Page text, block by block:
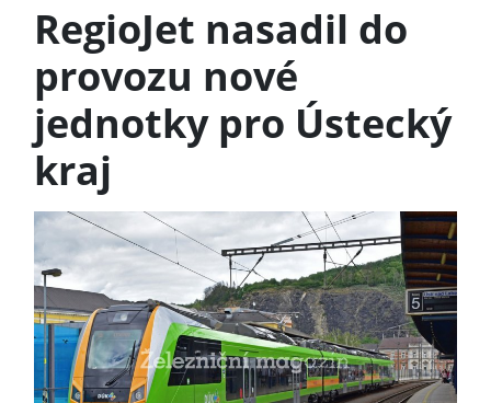
RegioJet nasadil do
provozu nové
jednotky pro Ústecký
kraj